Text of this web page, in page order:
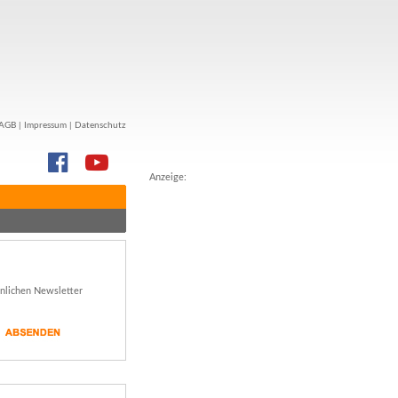
Anzeige:
Impressum Datenschutz
Newsletter